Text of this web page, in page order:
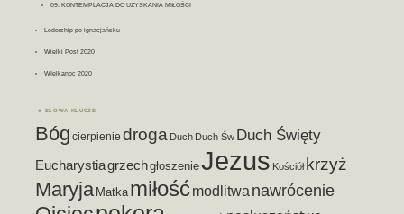
09. KONTEMPLACJA DO UZYSKANIA MIŁOŚCI
Ledership po ignacjańsku
Wielki Post 2020
WIelkanoc 2020
SŁOWA KLUCZE
Bóg cierpienie droga Duch Duch Św Duch Święty
EucharystiagrzechgłoszenieJezus Kościół krzyż
Maryja Matkamiłośćmodlitwanawrócenie